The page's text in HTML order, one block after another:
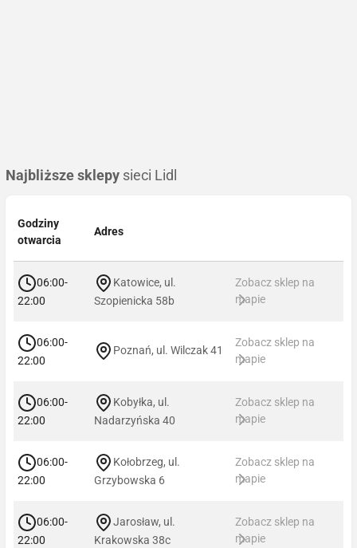
Najbliższe sklepy sieci Lidl
Godziny
otwarcia
Adres
06:00-
22:00
Katowice, ul.
Szopienicka 58b
Zobacz sklep na
mapie
06:00-
22:00
Poznań, ul. Wilczak 41
Zobacz sklep na
mapie
06:00-
22:00
Kobyłka, ul.
Nadarzyńska 40
Zobacz sklep na
mapie
06:00-
22:00
Kołobrzeg, ul.
Grzybowska 6
Zobacz sklep na
mapie
06:00-
22:00
Jarosław, ul.
Krakowska 38c
Zobacz sklep na
mapie